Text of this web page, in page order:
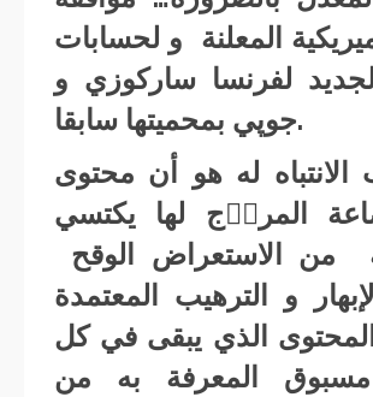
المعلنة و لحسابات
لفرنسا ساركوزي و
جوپي بمحميتها سابقا.
له هو أن محتوى
المروۜج لها يكتسي
من الاستعراض الوقح
و الترهيب المعتمدة
الذي يبقى في كل
مسبوق المعرفة به من